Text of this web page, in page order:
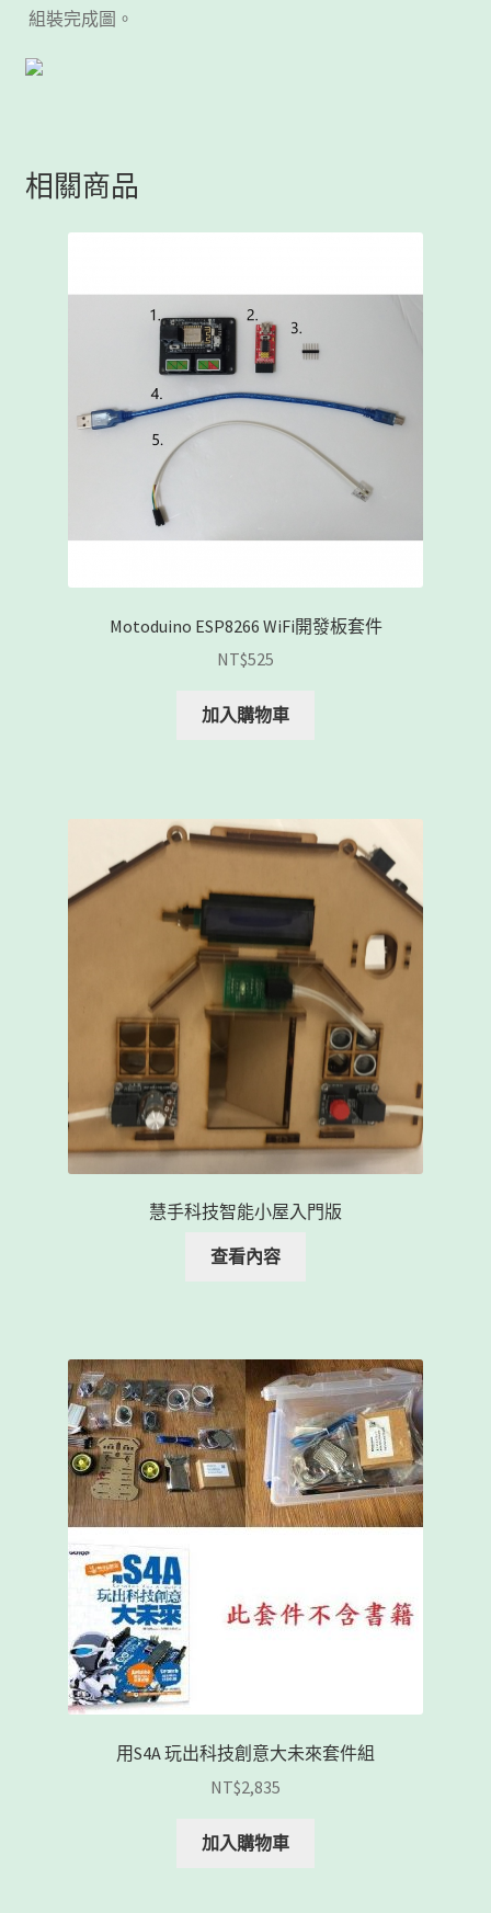
組裝完成圖。
相關商品
Motoduino ESP8266 WiFi開發板套件
NT$525
加入購物車
慧手科技智能小屋入門版
查看內容
用S4A 玩出科技創意大未來套件組
NT$2,835
加入購物車